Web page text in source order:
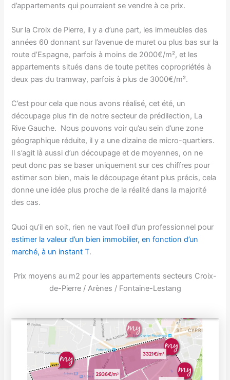
d’appartements qui pourraient se vendre à ce prix.
Sur la Croix de Pierre, il y a d’une part, les immeubles des
années 60 donnant sur l’avenue de muret ou plus bas sur la
route d’Espagne, parfois à moins de 2000€/m², et les
appartements situés dans de toute petites copropriétés à
deux pas du tramway, parfois à plus de 3000€/m².
C’est pour cela que nous avons réalisé, cet été, un
découpage plus fin de notre secteur de prédilection, La
Rive Gauche. Nous pouvons voir qu’au sein d’une zone
géographique réduite, il y a une dizaine de micro-quartiers.
Il s’agit là aussi d’un découpage et de moyennes, on ne
peut donc pas se baser uniquement sur ces chiffres pour
estimer son bien, mais le découpage étant plus précis, cela
donne une idée plus proche de la réalité dans la majorité
des cas.
Quoi qu’il en soit, rien ne vaut l’oeil d’un professionnel pour
estimer la valeur d’un bien immobilier, en fonction d’un
marché, à un instant T.
Prix moyens au m2 pour les appartements secteurs Croix-
de-Pierre / Arènes / Fontaine-Lestang